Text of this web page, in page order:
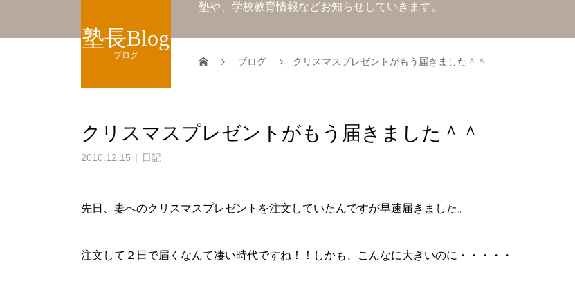
塾長Blog
ブログ
塾や、学校教育情報などお知らせしていきます。
ブログ クリスマスプレゼントがもう届きました＾＾
クリスマスプレゼントがもう届きました＾＾
2010.12.15 日記
先日、妻へのクリスマスプレゼントを注文していたんですが早速届きました。
注文して２日で届くなんて凄い時代ですね！！しかも、こんなに大きいのに・・・・・